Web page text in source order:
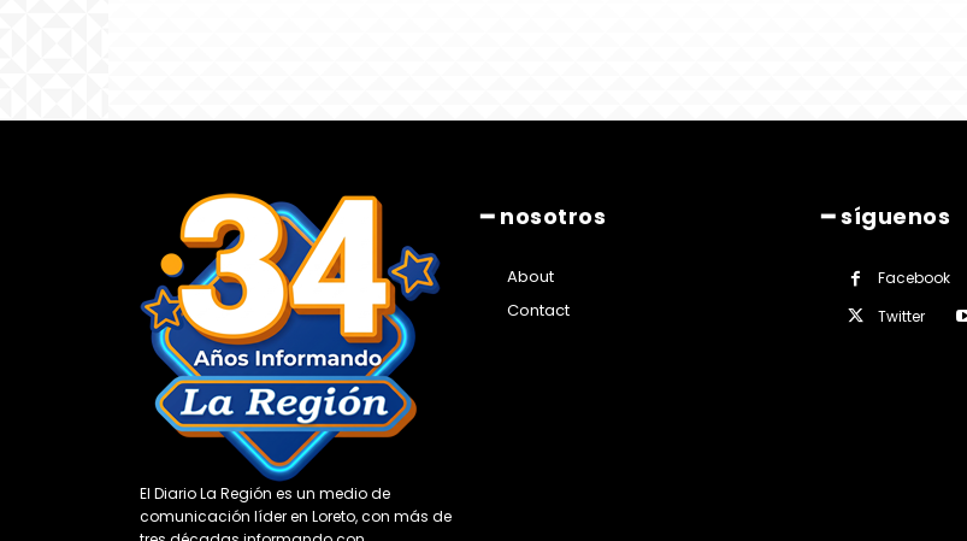
El Diario La Región es un medio de
comunicación líder en Loreto, con más de
━ nosotros
About
Contact
━ síguenos
Facebook
Twitter